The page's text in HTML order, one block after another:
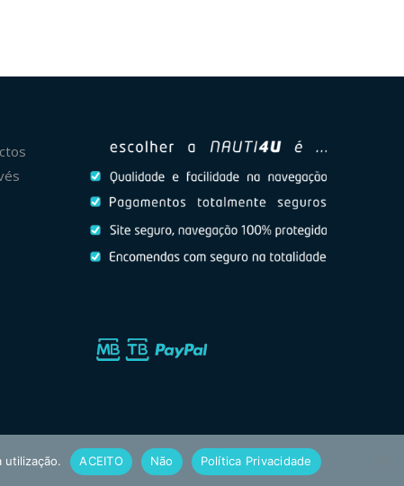
utilização. ACEITO Não Política Privacidade